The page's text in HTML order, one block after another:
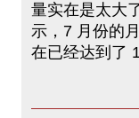
量实在是太大
示，7 月份的
在已经达到了